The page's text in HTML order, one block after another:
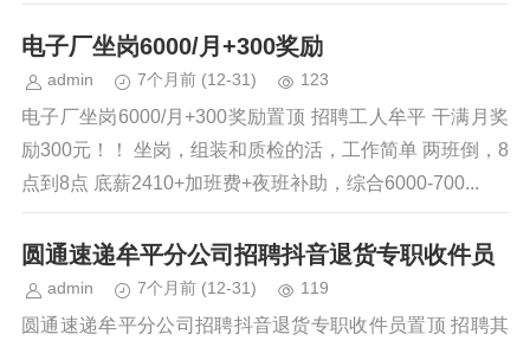
电子厂坐岗6000/月+300奖励
admin 7个月前 (12-31) 123
电子厂坐岗6000/月+300奖励置顶 招聘工人牟平 干满月奖
励300元！！ 坐岗，组装和质检的活，工作简单 两班倒，8
点到8点 底薪2410+加班费+夜班补助，综合6000-700...
圆通速递牟平分公司招聘抖音退货专职收件员
admin 7个月前 (12-31) 119
圆通速递牟平分公司招聘抖音退货专职收件员置顶 招聘其